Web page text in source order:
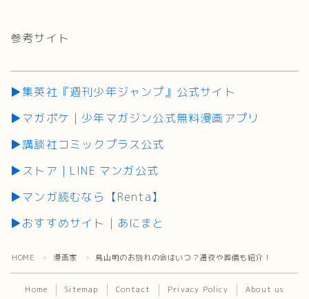
参考サイト
▶集英社『週刊少年ジャンプ』公式サイト
▶マガポケ｜少年マガジン公式無料漫画アプリ
▶講談社コミックプラス公式
▶ストア｜LINE マンガ公式
▶マンガ読むなら【Renta】
▶おすすめサイト｜あにまと
HOME ＞ 漫画家 ＞ 鳥山明のお別れの会はいつ？通夜や葬儀も紹介！
Home Sitemap Contact Privacy Policy About us